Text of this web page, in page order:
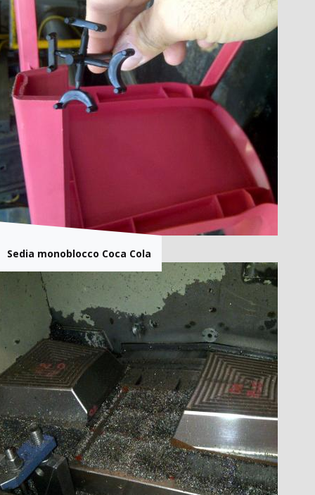
Sedia monoblocco Coca Cola